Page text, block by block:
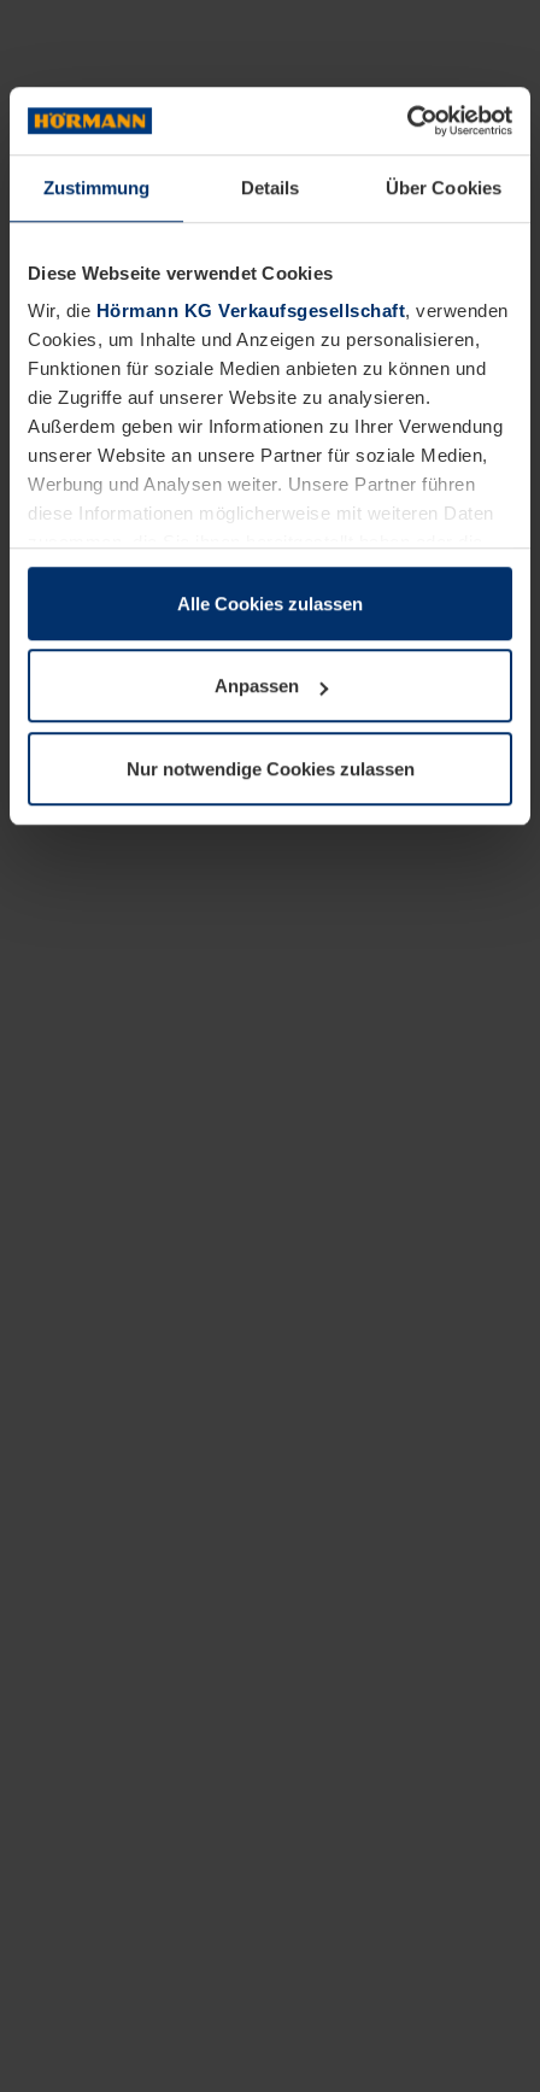
Zustimmung Details Über Cookies
Diese Webseite verwendet Cookies
Wir, die Hörmann KG Verkaufsgesellschaft, verwenden
Cookies, um Inhalte und Anzeigen zu personalisieren,
Funktionen für soziale Medien anbieten zu können und
die Zugriffe auf unserer Website zu analysieren.
Außerdem geben wir Informationen zu Ihrer Verwendung
unserer Website an unsere Partner für soziale Medien,
Werbung und Analysen weiter. Unsere Partner führen
diese Informationen möglicherweise mit weiteren Daten
sie im Rahmen Ihrer Nutzung der Dienste gesammelt
wenn diese für den Betrieb dieser Seite unbedingt
notwendig sind. Für alle anderen Cookie-Typen benötigen
wir Ihre Erlaubnis. Ihre Einwilligung können Sie jederzeit
Datenschutzerklärungunserer Website ändern oder
widerrufen.
Alle Cookies zulassen
Anpassen
Nur notwendige Cookies zulassen